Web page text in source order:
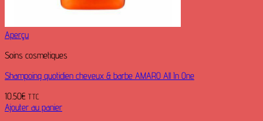
Aperçu
Soins cosmetiques
Shampoing quotidien cheveux & barbe AMARO All In One
10.50€ TTC
Ajouter au panier